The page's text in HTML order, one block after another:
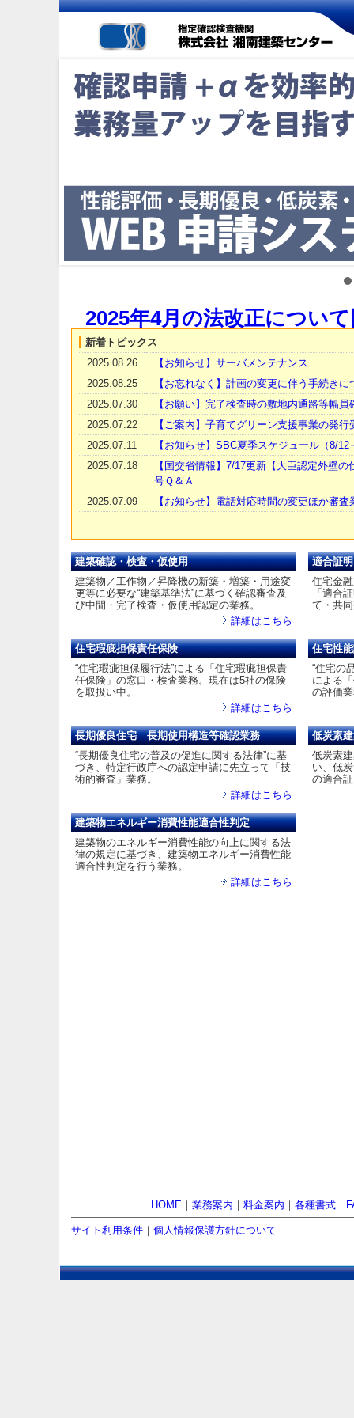
2025年4月の法改正につい
新着トピックス
2025.08.26
【お知らせ】サーバメンテナンス
2025.08.25
【お忘れなく】計画の変更に伴う手続き
2025.07.30
【お願い】完了検査時の敷地内通路等幅
2025.07.22
【ご案内】子育てグリーン支援事業の発行
2025.07.11
【お知らせ】SBC夏季スケジュール（8/
2025.07.18
【国交省情報】7/17更新【大臣認定外壁
号Ｑ＆Ａ
2025.07.09
【お知らせ】電話対応時間の変更ほか審
建築確認・検査・仮使用
建築物／工作物／昇降機の新築・増築・用途変
更等に必要な“建築基準法”に基づく確認審査及
び中間・完了検査・仮使用認定の業務。
詳細はこちら
適合証
住宅金
「適合
て・共
住宅瑕疵担保責任保険
“住宅瑕疵担保履行法”による「住宅瑕疵担保責
任保険」の窓口・検査業務。現在は5社の保険
を取扱い中。
詳細はこちら
住宅性
“住宅の
による
の評価
長期優良住宅 長期使用構造等確認業務
“長期優良住宅の普及の促進に関する法律”に基
づき、特定行政庁への認定申請に先立って「技
術的審査」業務。
詳細はこちら
低炭素
低炭素
い、低
の適合
建築物エネルギー消費性能適合性判定
建築物のエネルギー消費性能の向上に関する法
律の規定に基づき、建築物エネルギー消費性能
適合性判定を行う業務。
詳細はこちら
HOME ｜ 業務案内 ｜ 料金案内 ｜ 各種書式 ｜
サイト利用条件 ｜ 個人情報保護方針について